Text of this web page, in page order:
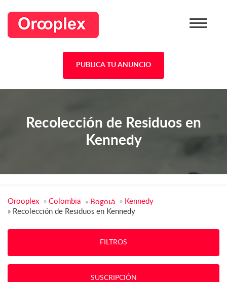
PUBLICA TU ANUNCIO
Recolección de Residuos en
Kennedy
Orooplex » Colombia » Bogotá » Kennedy
» Recolección de Residuos en Kennedy
FILTROS
SUSCRIPCIÓN